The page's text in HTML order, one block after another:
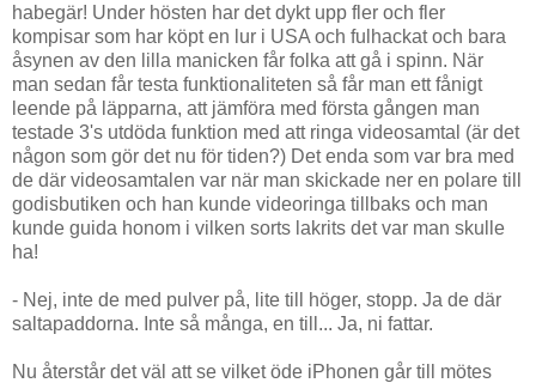
habegär! Under hösten har det dykt upp fler och fler
kompisar som har köpt en lur i USA och fulhackat och bara
åsynen av den lilla manicken får folka att gå i spinn. När
man sedan får testa funktionaliteten så får man ett fånigt
leende på läpparna, att jämföra med första gången man
testade 3's utdöda funktion med att ringa videosamtal (är det
någon som gör det nu för tiden?) Det enda som var bra med
de där videosamtalen var när man skickade ner en polare till
godisbutiken och han kunde videoringa tillbaks och man
kunde guida honom i vilken sorts lakrits det var man skulle
ha!
- Nej, inte de med pulver på, lite till höger, stopp. Ja de där
saltapaddorna. Inte så många, en till... Ja, ni fattar.
Nu återstår det väl att se vilket öde iPhonen går till mötes